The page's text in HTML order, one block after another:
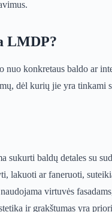
LMDP?
konkretaus baldo ar
dėl kurių jie yra tinkami
sukurti baldų detales su
lakuoti ar faneruoti,
virtuvės
ir grakštumas yra